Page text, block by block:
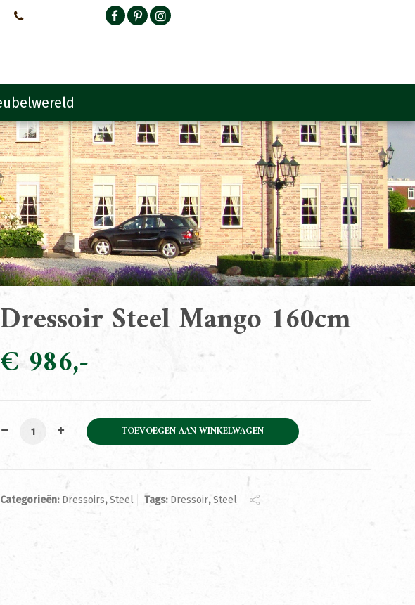
Dressoir Steel Mango 160cm
€ 986
Dressoir Steel Mango 160cm aantal
TOEVOEGEN AAN WINKELWAGEN
Categorieën: Dressoirs,Steel Tags: Dressoir,Steel